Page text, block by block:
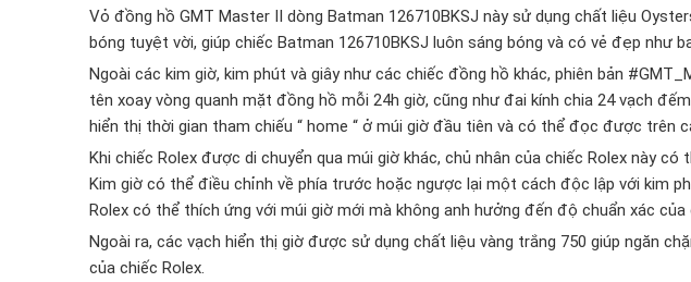
Vỏ đồng hồ GMT Master II dòng Batman 126710BKSJ này sử dụng chất liệu
bóng tuyệt vời, giúp chiếc Batman 126710BKSJ luôn sáng bóng và có vẻ đẹp như
Ngoài các kim giờ, kim phút và giây như các chiếc đồng hồ khác, phiên bản
tên xoay vòng quanh mặt đồng hồ mỗi 24h giờ, cũng như đai kính chia 24 vạch
hiển thị thời gian tham chiếu “ home “ ở múi giờ đầu tiên và có thể đọc được trên
Khi chiếc Rolex được di chuyển qua múi giờ khác, chủ nhân của chiếc Rolex này có
Kim giờ có thể điều chỉnh về phía trước hoặc ngược lại một cách độc lập với kim
Rolex có thể thích ứng với múi giờ mới mà không anh hưởng đến độ chuẩn xác của
Ngoài ra, các vạch hiển thị giờ được sử dụng chất liệu vàng trắng 750 giúp ngăn
của chiếc Rolex.